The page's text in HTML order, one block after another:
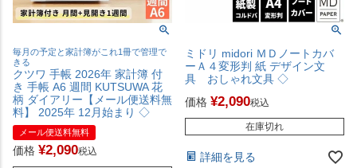
毎月の予定と家計簿がこれ1冊で管理で
きる
クツワ 手帳 2026年 家計簿 付
き 手帳 A6 週間 KUTSUWA 花
柄 ダイアリー【メール便送料無
料】 2025年 12月始まり ◇
メール便送料無料
価格 ¥2,090税込
ミドリ midori ＭＤノートカバ
ーＡ４変形判 紙 デザイン文
具 おしゃれ文具 ◇
価格 ¥2,090税込
在庫切れ
詳細を見る